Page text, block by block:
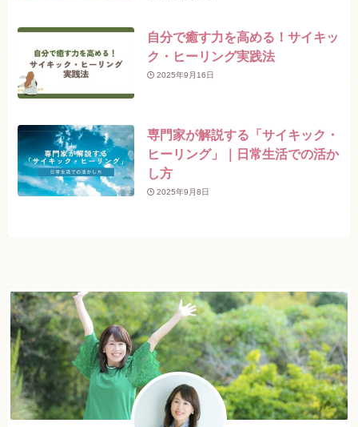
自分で癒す力を高める！サイキッ
ク・ヒーリング実践法
2025年9月16日
専門家が解説する「サイキック・
ヒーリング」｜日常生活での活か
し方
2025年9月8日